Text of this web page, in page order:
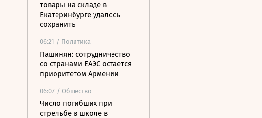
товары на складе в
Екатеринбурге удалось
сохранить
06:21 / Политика
Пашинян: сотрудничество
со странами ЕАЭС остается
приоритетом Армении
06:07 / Общество
Число погибших при
стрельбе в школе в